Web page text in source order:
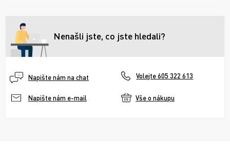
Nenašli jste, co jste hledali?
Napište nám na chat Volejte 605 322 613
Napište nám e-mail Vše o nákupu